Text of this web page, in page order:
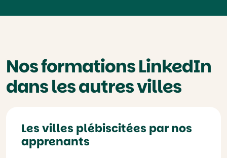
Nos formations LinkedIn
dans les autres villes
Les villes plébiscitées par nos
apprenants